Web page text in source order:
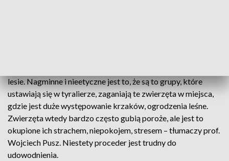
lesie. Nagminne i nieetyczne jest to, że są to grupy, które
ustawiają się w tyralierze, zaganiają te zwierzęta w miejsca,
gdzie jest duże występowanie krzaków, ogrodzenia leśne.
Zwierzęta wtedy bardzo często gubią poroże, ale jest to
okupione ich strachem, niepokojem, stresem – tłumaczy prof.
Wojciech Pusz. Niestety proceder jest trudny do
udowodnienia.